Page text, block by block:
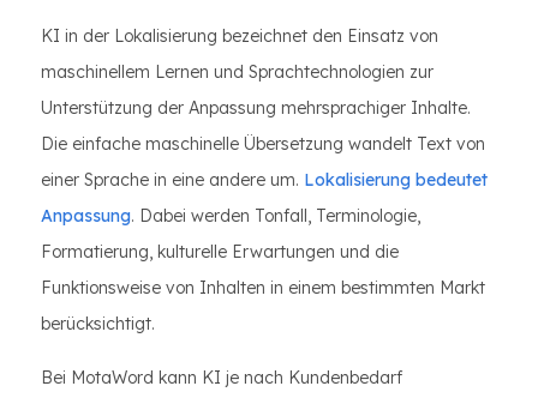
KI in der Lokalisierung bezeichnet den Einsatz von
maschinellem Lernen und Sprachtechnologien zur
Unterstützung der Anpassung mehrsprachiger Inhalte.
Die einfache maschinelle Übersetzung wandelt Text von
einer Sprache in eine andere um. Lokalisierung bedeutet
Anpassung. Dabei werden Tonfall, Terminologie,
Formatierung, kulturelle Erwartungen und die
Funktionsweise von Inhalten in einem bestimmten Markt
berücksichtigt.
Bei MotaWord kann KI je nach Kundenbedarf